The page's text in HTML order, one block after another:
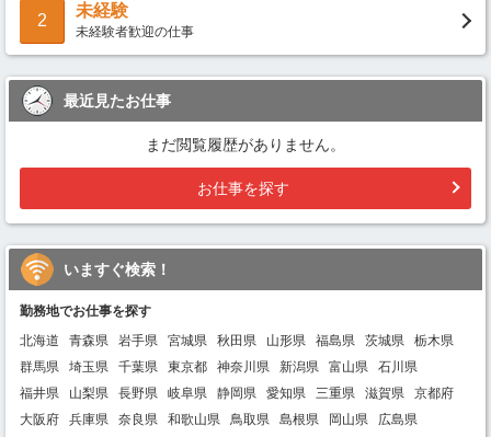
2
未経験
未経験者歓迎の仕事
最近見たお仕事
まだ閲覧履歴がありません。
お仕事を探す
いますぐ検索！
勤務地でお仕事を探す
北海道
青森県 岩手県 宮城県 秋田県 山形県 福島県 茨城県
栃木県
群馬県
埼玉県 千葉県 東京都 神奈川県 新潟県 富山県
石川県
福井県
山梨県 長野県 岐阜県 静岡県 愛知県 三重県 滋賀県
京都府
大阪府
兵庫県 奈良県 和歌山県 鳥取県 島根県 岡山県
広島県